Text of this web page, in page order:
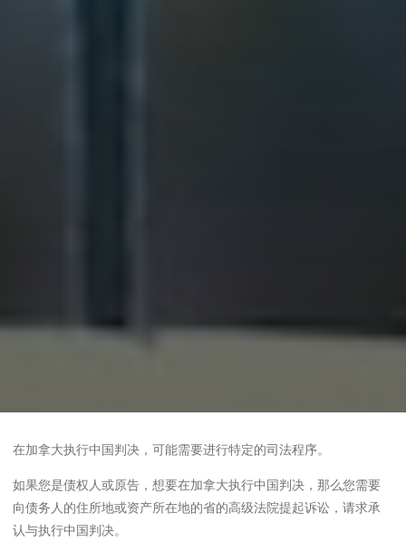
在加拿大执行中国判决，可能需要进行特定的司法程序。
如果您是债权人或原告，想要在加拿大执行中国判决，那么您需要
向债务人的住所地或资产所在地的省的高级法院提起诉讼，请求承
认与执行中国判决。